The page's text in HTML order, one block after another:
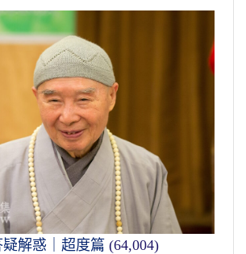
解惑｜超度篇 (64,004)